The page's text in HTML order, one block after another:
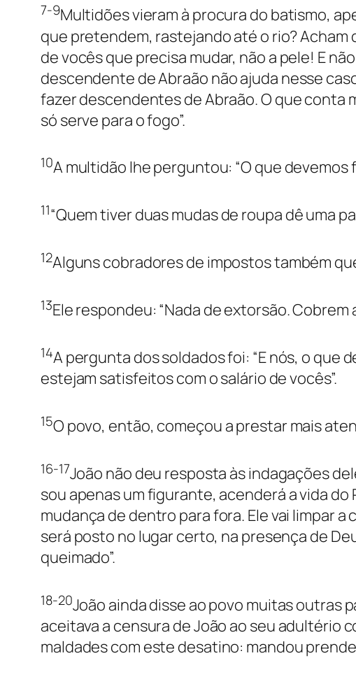
7-9Multidões vieram à procura do batismo,
que pretendem, rastejando até o rio? Acham
de vocês que precisa mudar, não a pele! E
descendente de Abraão não ajuda nesse
fazer descendentes de Abraão. O que conta
só serve para o fogo”.
10A multidão lhe perguntou: “O que devemos
11“Quem tiver duas mudas de roupa dê uma
12Alguns cobradores de impostos também
13Ele respondeu: “Nada de extorsão. Cobrem
14A pergunta dos soldados foi: “E nós, o que
estejam satisfeitos com o salário de vocês”.
15O povo, então, começou a prestar mais
16-17João não deu resposta às indagações
sou apenas um figurante, acenderá a vida
mudança de dentro para fora. Ele vai limpar
será posto no lugar certo, na presença de
queimado”.
18-20João ainda disse ao povo muitas outras
aceitava a censura de João ao seu adultério
maldades com este desatino: mandou